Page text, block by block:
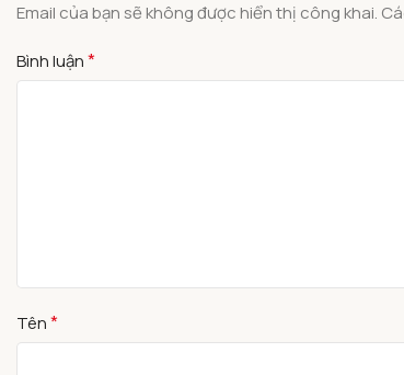
Email của bạn sẽ không được hiển thị công khai.
Bình luận*
Tên*